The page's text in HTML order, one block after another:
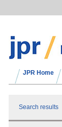
JPR Home
Search results